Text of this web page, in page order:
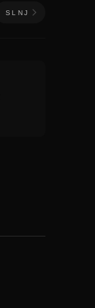
SLNJ